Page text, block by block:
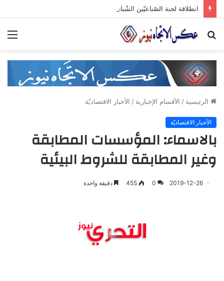
بحث
الرئيسية / الأقسام الإخبارية / الأخبار الاقتصاديّة
الأخبار الاقتصاديّة
بالاسماء: المؤسسات المطابقة
وغير المطابقة للشروط البيئية
2019-12-26
0
455 دقيقة واحدة